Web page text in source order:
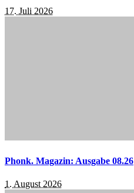
17. Juli 2026
Phonk. Magazin: Ausgabe 08.26
1. August 2026